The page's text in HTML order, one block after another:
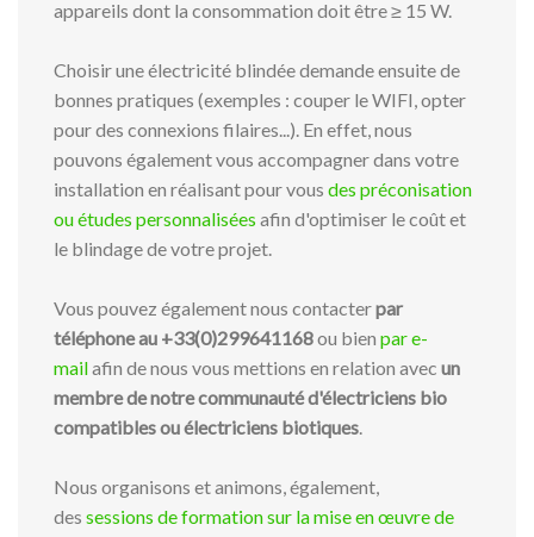
appareils dont la consommation doit être ≥ 15 W.
Choisir une électricité blindée demande ensuite de
bonnes pratiques (exemples : couper le WIFI, opter
pour des connexions filaires...). En effet, nous
pouvons également vous accompagner dans votre
installation en réalisant pour vous des préconisation
ou études personnalisées afin d'optimiser le coût et
le blindage de votre projet.
Vous pouvez également nous contacterpar
téléphone au +33(0)299641168ou bien par e-
mailafin de nous vous mettions en relation avec un
membre de notre communauté d'électriciens bio
compatibles ou électriciens biotiques
Nous organisons et animons, également,
des sessions de formation sur la mise en œuvre de